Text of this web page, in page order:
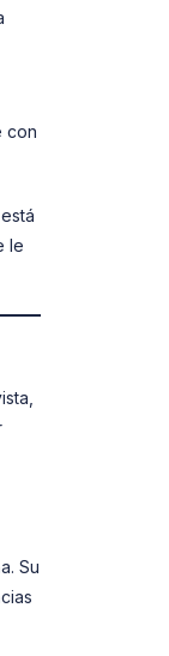
con
le
Su